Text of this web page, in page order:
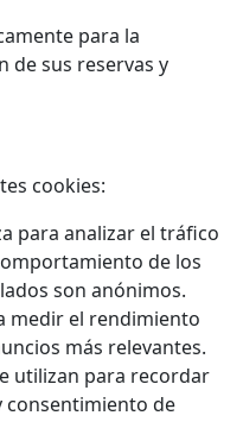
para la
de sus reservas y
cookies:
para analizar el tráfico
de los
son anónimos.
medir el rendimiento
más relevantes.
utilizan para recordar
consentimiento de